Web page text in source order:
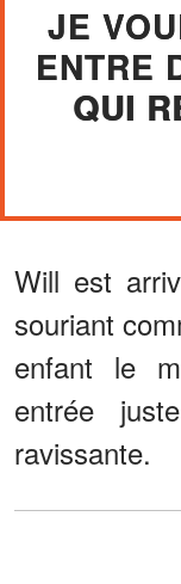
JE
ENTRE
QUI
Will est
souriant
enfant le
entrée
ravissante.